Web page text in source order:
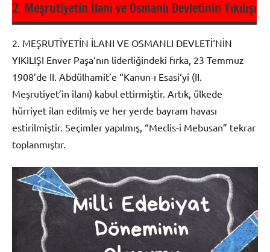
2. Meşrutiyetin İlanı ve Osmanlı Devletinin Yıkılışı
2. MEŞRUTİYETİN İLANI VE OSMANLI DEVLETİ‘NİN
YIKILIŞI Enver Paşa‘nın liderliğindeki fırka, 23 Temmuz
1908’de II. Abdülhamit’e “Kanun-ı Esasi‘yi (II.
Meşrutiyet’in ila­nı) kabul ettirmiştir. Artık, ülkede
hürriyet ilan edilmiş ve her yerde bayram havası
estirilmiştir. Seçimler yapılmış, “Meclis-i Mebusan” tekrar
toplanmıştır.
Milli
Edebiyat
Tanzimat
Edebiyatı